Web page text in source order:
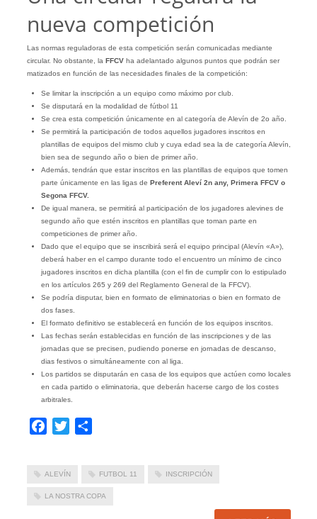
nueva competición
Las normas reguladoras de esta competición serán comunicadas mediante
circular. No obstante, la FFCVha adelantado algunos puntos que podrán ser
matizados en función de las necesidades finales de la competición:
Se limitar la inscripción a un equipo como máximo por club.
Se disputará en la modalidad de fútbol 11
Se crea esta competición únicamente en al categoría de Alevín de 2o año.
Se permitirá la participación de todos aquellos jugadores inscritos en
plantillas de equipos del mismo club y cuya edad sea la de categoría Alevín,
bien sea de segundo año o bien de primer año.
Además, tendrán que estar inscritos en las plantillas de equipos que tomen
parte únicamente en las ligas de Preferent Aleví 2n any, Primera FFCV o
Segona FFCV.
De igual manera, se permitirá al participación de los jugadores alevines de
segundo año que estén inscritos en plantillas que toman parte en
competiciones de primer año.
Dado que el equipo que se inscribirá será el equipo principal (Alevín «A»),
deberá haber en el campo durante todo el encuentro un mínimo de cinco
jugadores inscritos en dicha plantilla (con el fin de cumplir con lo estipulado
en los artículos 265 y 269 del Reglamento General de la FFCV).
Se podría disputar, bien en formato de eliminatorias o bien en formato de
dos fases.
El formato definitivo se establecerá en función de los equipos inscritos.
Las fechas serán establecidas en función de las inscripciones y de las
jornadas que se precisen, pudiendo ponerse en jornadas de descanso,
dias festivos o simultáneamente con al liga.
Los partidos se disputarán en casa de los equipos que actúen como locales
en cada partido o eliminatoria, que deberán hacerse cargo de los costes
arbitrales.
Facebook
Twitter
ALEVÍN FUTBOL 11 INSCRIPCIÓN
LA NOSTRA COPA